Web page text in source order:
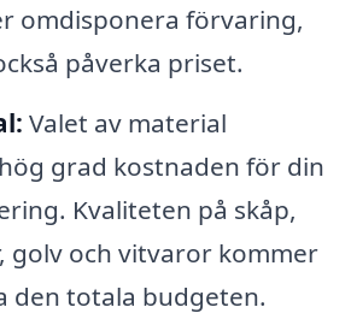
omdisponera förvaring,
påverka priset.
Valet av material
grad kostnaden för din
Kvaliteten på skåp,
golv och vitvaror kommer
den totala budgeten.